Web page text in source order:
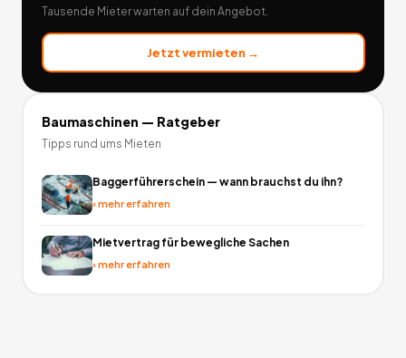
Tausende Mieter warten auf dein Angebot.
Jetzt vermieten →
Baumaschinen — Ratgeber
Tipps rund ums Mieten
Baggerführerschein — wann brauchst du ihn?
›mehr erfahren
Mietvertrag für bewegliche Sachen
›mehr erfahren